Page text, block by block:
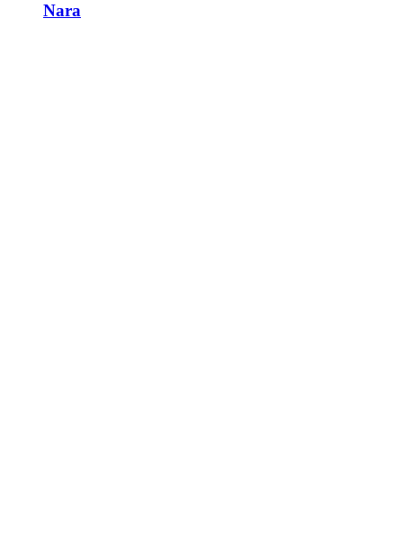
Nara